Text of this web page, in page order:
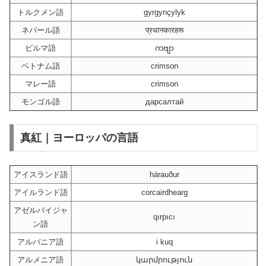
トルクメン語
gyrgynçylyk
ネパール語
प्रधानकारहरू
ビルマ語
ကဗျာ
ベトナム語
crimson
マレー語
crimson
モンゴル語
дарсалтай
真紅｜ヨーロッパの言語
アイスランド語
hárauður
アイルランド語
corcairdhearg
アゼルバイジャ
ン語
qırpıcı
アルバニア語
i kuq
アルメニア語
կարմրություն